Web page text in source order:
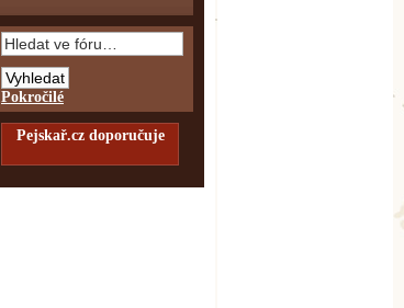
Pokročilé
Pejskař.cz doporučuje